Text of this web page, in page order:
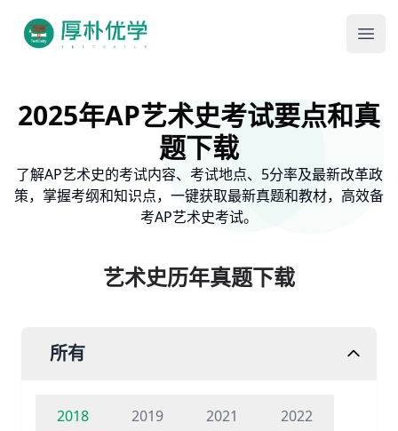
2025年AP艺术史考试要点和真
题下载
了解AP艺术史的考试内容、考试地点、5分率及最新改革政
策，掌握考纲和知识点，一键获取最新真题和教材，高效备
考AP艺术史考试。
艺术史历年真题下载
所有
2018 2019 2021 2022